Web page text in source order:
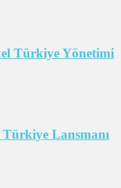
Türkiye Yönetimi
Lansmanı